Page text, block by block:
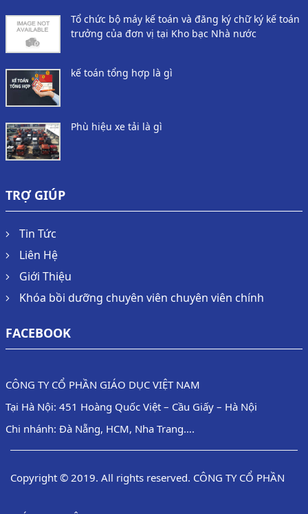
Tổ chức bộ máy kế toán và đăng ký chữ ký kế toán
trưởng của đơn vị tại Kho bạc Nhà nước
kế toán tổng hợp là gì
Phù hiệu xe tải là gì
TRỢ GIÚP
Tin Tức
Liên Hệ
Giới Thiệu
Khóa bồi dưỡng chuyên viên chuyên viên chính
FACEBOOK
CÔNG TY CỔ PHẦN GIÁO DỤC VIỆT NAM
Tại Hà Nội: 451 Hoàng Quốc Việt – Cầu Giấy – Hà Nội
Chi nhánh: Đà Nẵng, HCM, Nha Trang….
Copyright © 2019. All rights reserved. CÔNG TY CỔ PHẦN